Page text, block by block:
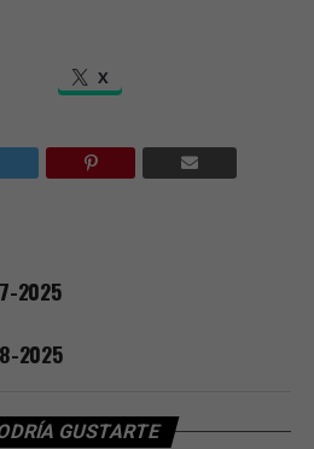
X
2025
2025
GUSTARTE